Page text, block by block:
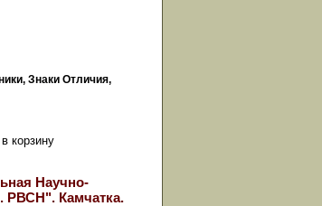
Знаки Отличия,
Научно-
РВСН". Камчатка.